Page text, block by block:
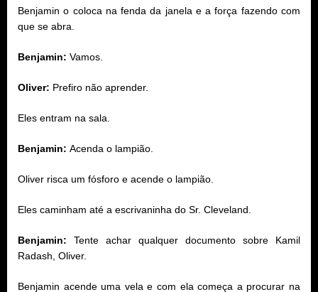
Benjamin o coloca na fenda da janela e a força fazendo com
que se abra.
Benjamin: Vamos.
Oliver: Prefiro não aprender.
Eles entram na sala.
Benjamin: Acenda o lampião.
Oliver risca um fósforo e acende o lampião.
Eles caminham até a escrivaninha do Sr. Cleveland.
Benjamin:
Tente achar qualquer documento sobre Kamil
Radash, Oliver.
Benjamin acende uma vela e com ela começa a procurar na